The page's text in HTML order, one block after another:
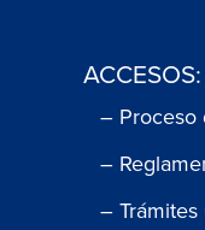
ACCESOS:
–
–
– Trámites